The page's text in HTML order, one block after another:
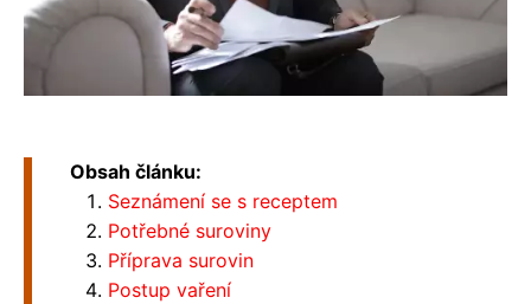
Obsah článku:
Seznámení se s receptem
Potřebné suroviny
Příprava surovin
Postup vaření